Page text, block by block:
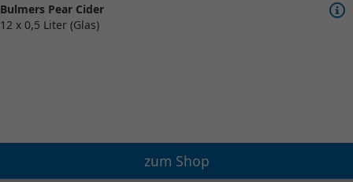
Bulmers Pear Cider
12 x 0,5 Liter (Glas)
zum Shop